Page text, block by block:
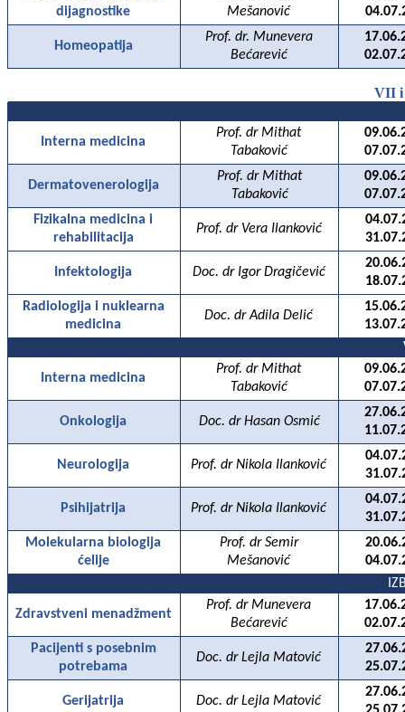
dijagnostike
Mešanović
Homeopatija
Prof. dr. Munevera
Bećarević
VII i
Interna medicina
Prof. dr Mithat
Tabaković
Dermatovenerologija
Prof. dr Mithat
Tabaković
Fizikalna medicina i
rehabilitacija
Prof. dr Vera Ilanković
Infektologija Doc. dr Igor Dragičević
Radiologija i nuklearna
medicina
Doc. dr Adila Delić
Interna medicina
Prof. dr Mithat
Tabaković
Onkologija Doc. dr Hasan Osmić
Neurologija Prof. dr Nikola Ilanković
Psihijatrija Prof. dr Nikola Ilanković
Molekularna biologija
ćelije
Prof. dr Semir
Mešanović
Zdravstveni menadžment
Prof. dr Munevera
Bećarević
Pacijenti s posebnim
potrebama
Doc. dr Lejla Matović
Gerijatrija Doc. dr Lejla Matović